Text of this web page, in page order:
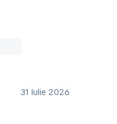
31 Iulie 2026